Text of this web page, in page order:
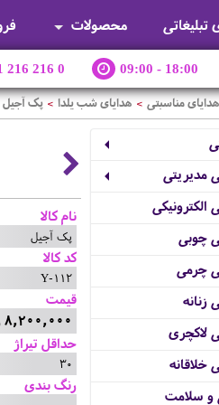
تبلیغاتی محصولات
216 216 0 09:00 - 18:00
هدایای مناسبتی > هدایای شب یلدا > پک آجیل
مدیریتی
الکترونیکی
چوبی
چرمی
زنانه
لاکچری
خلاقانه
و سلامت
نام کالا
پک آجیل
کد کالا
Y-112
قیمت
8,200,000 ریال
حداقل تیراژ
30
رنگ بندی